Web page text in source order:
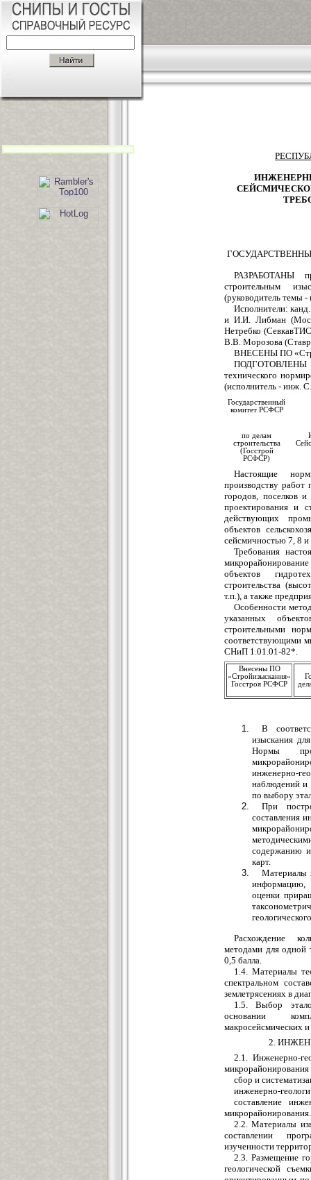
РАЗРАБОТАНЫ
строительным
(руководитель темы
Исполнители:
и И.И. Либман
Нетребко
В.В. Морозова
ВНЕСЕНЫ ПО
ПОДГОТОВЛЕНЫ
технического
(исполнитель - инж.
Государственный
комитет РСФСР
по делам
строительства
(Госстрой
РСФСР)
Настоящие
производству
городов, поселков
проектирования и
действующих
объектов
сейсмичностью 7, 8
Требования
объектов
строительства
т.п.), а также
Особенности
указанных
строительными
соответствующими
СНиП 1.01.01-82*.
Внесены ПО
«Стройизыскания»
Госстроя РСФСР
В
изыскания
Нормы
инженерно-
наблюдений и
по выбору
При
составления
содержанию
карт.
Материалы
информацию,
оценки
Расхождение
методами для одной
0,5 балла.
1.4. Материалы
спектральном
землетрясениях в
1.5. Выбор
основании
макросейсмических
2.
2.1. Инженерно-
сбор и
инженерно-
составление
микрорайонирования.
2.2. Материалы
составлении
изученности
2.3. Размещение
геологической